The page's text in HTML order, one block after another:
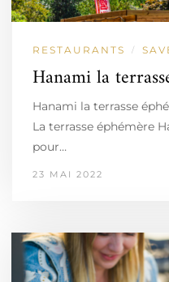
RESTAURANTS /
Hanami la
Hanami la terrasse
La terrasse éphémère
pour…
23 MAI 2022